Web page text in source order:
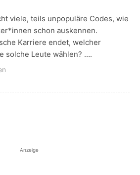
viele, teils unpopuläre Codes, wie
schon auskennen.
Karriere endet, welcher
solche Leute wählen? ….
Anzeige